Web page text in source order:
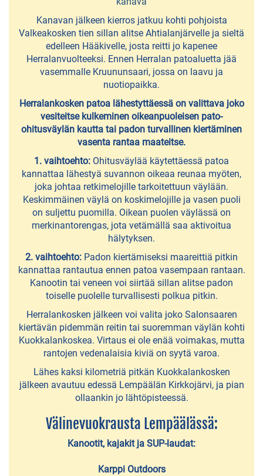
Uimarannat
Vierasvenelaiturit
Lines
ELÄMYKSIÄ
Boat
kalastusmatkat
Studios
Lempäälä
Sports
elämyspalvelut
Koskikellujat
Kanavan jälkeen kierros jatkuu kohti pohjoista
Valkeakosken tien sillan alitse Ahtialanjärvelle ja sieltä
edelleen Hääkivelle, josta reitti jo kapenee
Herralanvuolteeksi. Ennen Herralan patoaluetta jää
vasemmalle Kruununsaari, jossa on laavu ja
nuotiopaikka.
Herralankosken patoa lähestyttäessä on valittava joko
vesiteitse kulkeminen oikeanpuoleisen pato-
ohitusväylän kautta tai padon turvallinen kiertäminen
vasenta rantaa maateitse.
1. vaihtoehto: Ohitusväylää käytettäessä patoa
kannattaa lähestyä suvannon oikeaa reunaa myöten,
joka johtaa retkimelojille tarkoitettuun väylään.
Keskimmäinen väylä on koskimelojille ja vasen puoli
on suljettu puomilla. Oikean puolen väylässä on
merkinantorengas, jota vetämällä saa aktivoitua
hälytyksen.
2. vaihtoehto: Padon kiertämiseksi maareittiä pitkin
kannattaa rantautua ennen patoa vasempaan rantaan.
Kanootin tai veneen voi siirtää sillan alitse padon
toiselle puolelle turvallisesti polkua pitkin.
Herralankosken jälkeen voi valita joko Salonsaaren
kiertävän pidemmän reitin tai suoremman väylän kohti
Kuokkalankoskea. Virtaus ei ole enää voimakas, mutta
rantojen vedenalaisia kiviä on syytä varoa.
Lähes kaksi kilometriä pitkän Kuokkalankosken
jälkeen avautuu edessä Lempäälän Kirkkojärvi, ja pian
ollaankin jo lähtöpisteessä.
Välinevuokrausta Lempäälässä:
Kanootit, kajakit ja SUP-laudat:
Karppi Outdoors